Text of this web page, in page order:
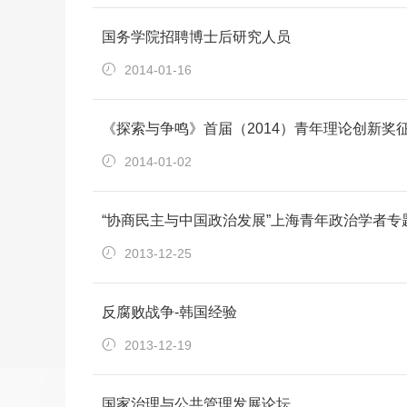
国务学院招聘博士后研究人员
2014-01-16
《探索与争鸣》首届（2014）青年理论创新奖
2014-01-02
“协商民主与中国政治发展”上海青年政治学者专
2013-12-25
反腐败战争-韩国经验
2013-12-19